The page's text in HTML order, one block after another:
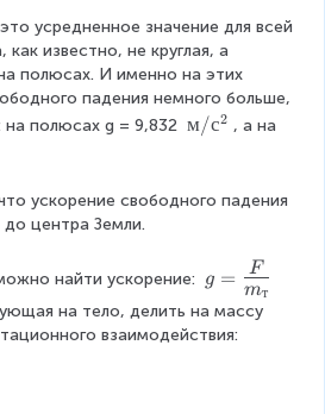
усредненное значение для всей
известно, не круглая, а
полюсах. И именно на этих
падения немного больше,
на полюсах g = 9,832 м
^
м/с2 , а на
ускорение свободного падения
до центра Земли.
найти ускорение:
g
=
\
L
g = mт
F
на тело, делить на массу
взаимодействия: